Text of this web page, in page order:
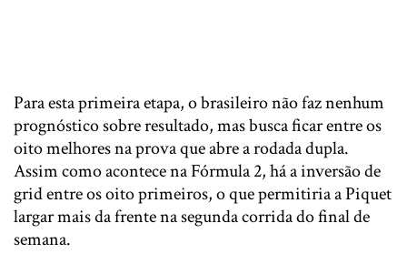
Para esta primeira etapa, o brasileiro não faz nenhum
prognóstico sobre resultado, mas busca ficar entre os
oito melhores na prova que abre a rodada dupla.
Assim como acontece na Fórmula 2, há a inversão de
grid entre os oito primeiros, o que permitiria a Piquet
largar mais da frente na segunda corrida do final de
semana.